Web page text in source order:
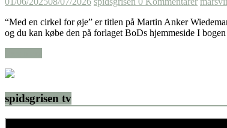
“Med en cirkel for øje” er titlen på Martin Anker
og du kan købe den på forlaget BoDs hjemmeside I
spidsgrisen tv